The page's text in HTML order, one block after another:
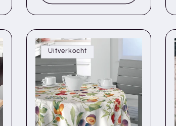
Uitverkocht